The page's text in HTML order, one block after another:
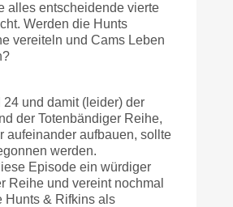
alles entscheidende vierte
Werden die Hunts
vereiteln und Cams Leben
24 und damit (leider) der
der Totenbändiger Reihe,
aufeinander aufbauen, sollte
werden.
Episode ein würdiger
Reihe und vereint nochmal
Hunts & Rifkins als